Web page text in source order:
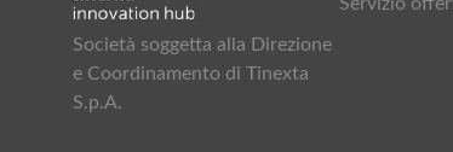
Società soggetta alla Direzione
e Coordinamento di Tinexta
S.p.A.